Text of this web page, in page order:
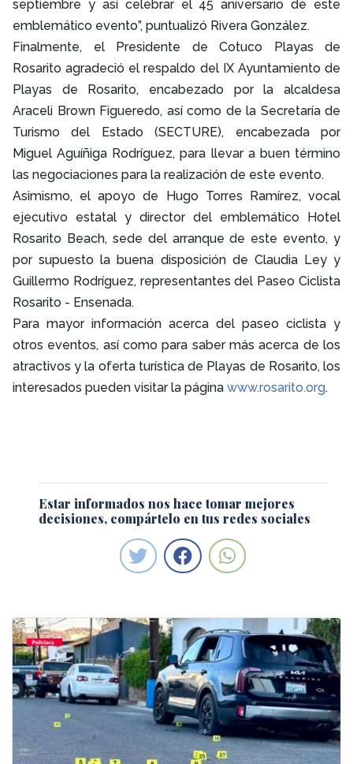
septiembre y así celebrar el 45 aniversario de este
emblemático evento”, puntualizó Rivera González.
Finalmente, el Presidente de Cotuco Playas de
Rosarito agradeció el respaldo del IX Ayuntamiento de
Playas de Rosarito, encabezado por la alcaldesa
Araceli Brown Figueredo, así como de la Secretaría de
Turismo del Estado (SECTURE), encabezada por
Miguel Aguíñiga Rodríguez, para llevar a buen término
las negociaciones para la realización de este evento.
Asimismo, el apoyo de Hugo Torres Ramírez, vocal
ejecutivo estatal y director del emblemático Hotel
Rosarito Beach, sede del arranque de este evento, y
por supuesto la buena disposición de Claudia Ley y
Guillermo Rodríguez, representantes del Paseo Ciclista
Rosarito - Ensenada.
Para mayor información acerca del paseo ciclista y
otros eventos, así como para saber más acerca de los
atractivos y la oferta turística de Playas de Rosarito, los
interesados pueden visitar la página www.rosarito.org.
Estar informados nos hace tomar mejores
decisiones, compártelo en tus redes sociales